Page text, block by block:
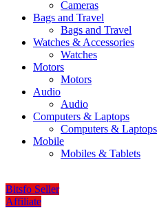
Cameras
Bags and Travel
Bags and Travel
Watches & Accessories
Watches
Motors
Motors
Audio
Audio
Computers & Laptops
Computers & Laptops
Mobile
Mobiles & Tablets
Bitsfo Seller
Affiliate